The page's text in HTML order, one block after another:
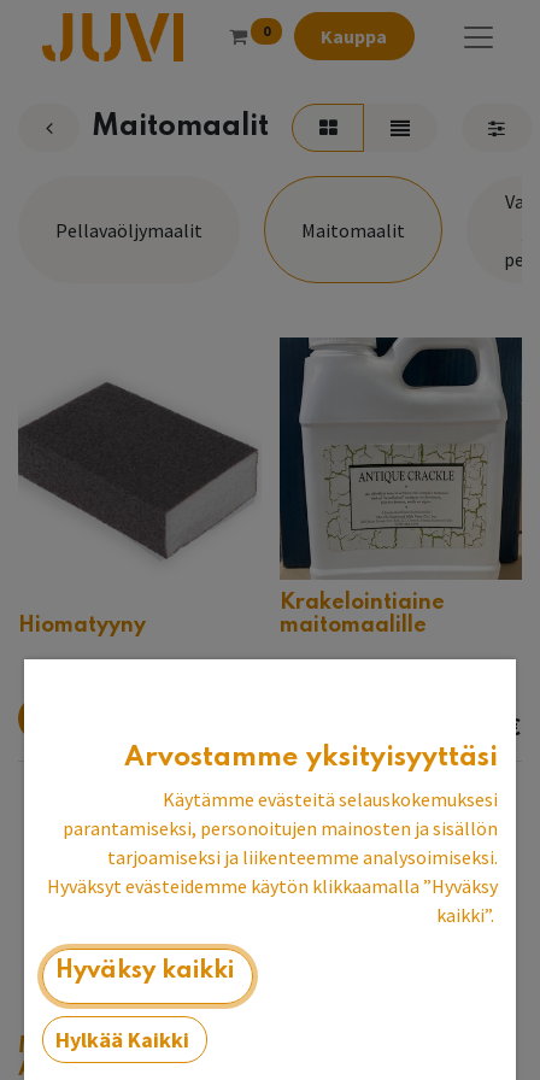
0 Kauppa
Maitomaalit
Pellavaöljymaalit Maitomaalit
Hiomatyyny
Krakelointiaine
maitomaalille
€
Maitomaali
Aamukaste
Arvostamme yksityisyyttäsi
Käytämme evästeitä selauskokemuksesi
parantamiseksi, personoitujen mainosten ja sisällön
tarjoamiseksi ja liikenteemme analysoimiseksi.
Hyväksyt evästeidemme käytön klikkaamalla ”Hyväksy
kaikki”.
Hyväksy kaikki
Hylkää Kaikki